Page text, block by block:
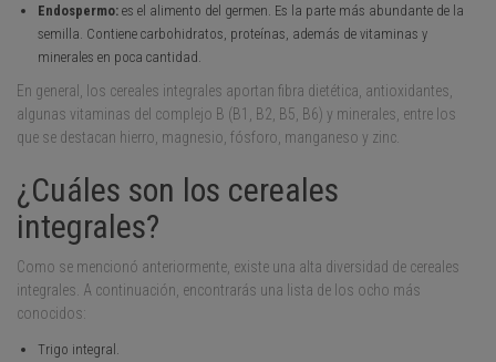
Endospermo:es el alimento del germen. Es la parte más abundante de la
semilla. Contiene carbohidratos, proteínas, además de vitaminas y
minerales en poca cantidad.
En general, los cereales integrales aportan fibra dietética, antioxidantes,
algunas vitaminas del complejo B (B1, B2, B5, B6) y minerales, entre los
que se destacan hierro, magnesio, fósforo, manganeso y zinc.
¿Cuáles son los cereales
integrales?
Como se mencionó anteriormente, existe una alta diversidad de cereales
integrales. A continuación, encontrarás una lista de los ocho más
conocidos:
Trigo integral.